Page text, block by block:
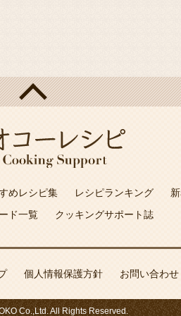
めレシピ集 レシピランキング
ド一覧 クッキングサポート誌
個人情報保護方針 お問い合わせ
Co.,Ltd. All Rights Reserved.